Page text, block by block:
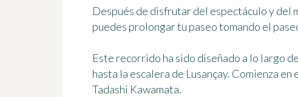
Después de disfrutar del espectáculo y del
puedes prolongar tu paseo tomando el
Este recorrido ha sido diseñado a lo largo
hasta la escalera de Lusançay. Comienza
Tadashi Kawamata.